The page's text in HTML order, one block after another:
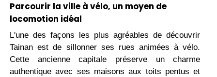
Parcourir la ville à vélo, un moyen de
locomotion idéal
L'une des façons les plus agréables de découvrir
Tainan est de sillonner ses rues animées à vélo.
Cette ancienne capitale préserve un charme
authentique avec ses maisons aux toits pentus et